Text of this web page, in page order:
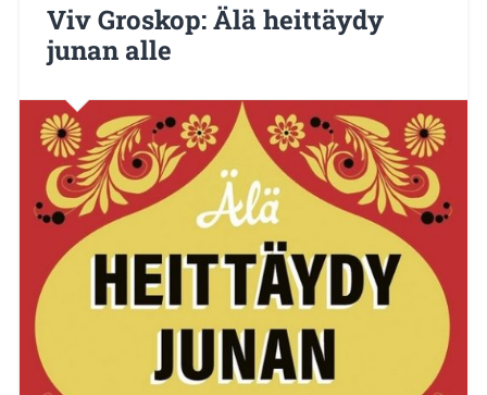
Viv Groskop: Älä heittäydy
junan alle